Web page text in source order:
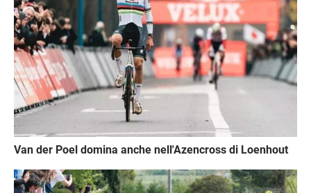
Van der Poel domina anche nell'Azencross di Loenhout
Immagine